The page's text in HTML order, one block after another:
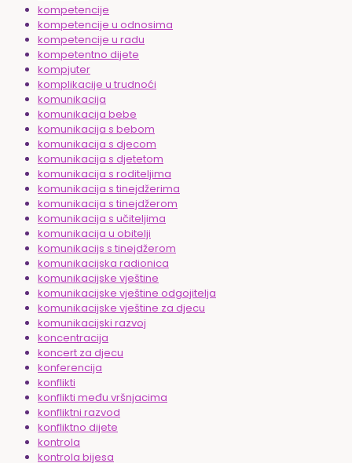
kompetencije
kompetencije u odnosima
kompetencije u radu
kompetentno dijete
kompjuter
komplikacije u trudnoći
komunikacija
komunikacija bebe
komunikacija s bebom
komunikacija s djecom
komunikacija s djetetom
komunikacija s roditeljima
komunikacija s tinejdžerima
komunikacija s tinejdžerom
komunikacija s učiteljima
komunikacija u obitelji
komunikacijs s tinejdžerom
komunikacijska radionica
komunikacijske vještine
komunikacijske vještine odgojitelja
komunikacijske vještine za djecu
komunikacijski razvoj
koncentracija
koncert za djecu
konferencija
konflikti
konflikti među vršnjacima
konfliktni razvod
konfliktno dijete
kontrola
kontrola bijesa